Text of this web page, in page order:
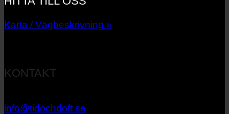
Karta / Vägbeskrivning »
KONTAKT
info@tidochdoft.se